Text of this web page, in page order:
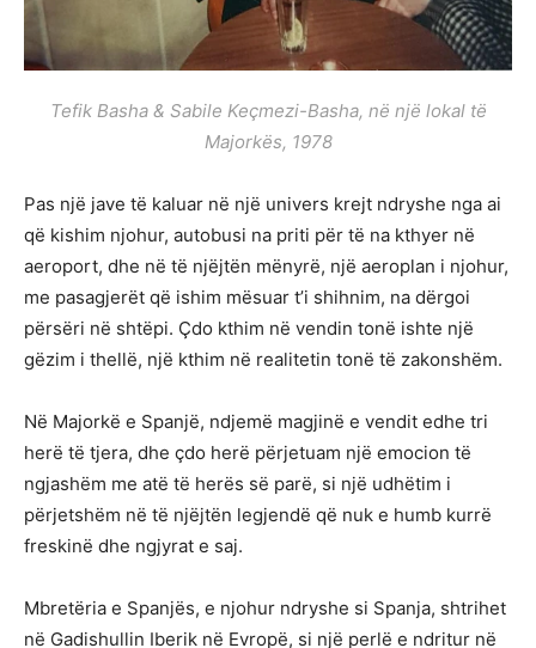
Tefik Basha & Sabile Keçmezi-Basha, në një lokal të
Majorkës, 1978
Pas një jave të kaluar në një univers krejt ndryshe nga ai
që kishim njohur, autobusi na priti për të na kthyer në
aeroport, dhe në të njëjtën mënyrë, një aeroplan i njohur,
me pasagjerët që ishim mësuar t’i shihnim, na dërgoi
përsëri në shtëpi. Çdo kthim në vendin tonë ishte një
gëzim i thellë, një kthim në realitetin tonë të zakonshëm.
Në Majorkë e Spanjë, ndjemë magjinë e vendit edhe tri
herë të tjera, dhe çdo herë përjetuam një emocion të
ngjashëm me atë të herës së parë, si një udhëtim i
përjetshëm në të njëjtën legjendë që nuk e humb kurrë
freskinë dhe ngjyrat e saj.
Mbretëria e Spanjës, e njohur ndryshe si Spanja, shtrihet
në Gadishullin Iberik në Evropë, si një perlë e ndritur në